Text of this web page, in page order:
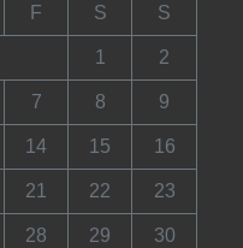
F S S
1 2
7 8 9
14 15 16
21 22 23
28 29 30